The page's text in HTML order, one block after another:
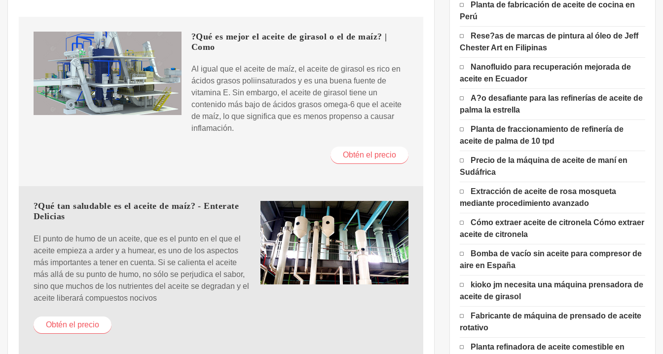
?Qué es mejor el aceite de girasol o el de maíz? |
Como
Al igual que el aceite de maíz, el aceite de girasol es rico en
ácidos grasos poliinsaturados y es una buena fuente de
vitamina E. Sin embargo, el aceite de girasol tiene un
contenido más bajo de ácidos grasos omega-6 que el aceite
de maíz, lo que significa que es menos propenso a causar
inflamación.
Obtén el precio
?Qué tan saludable es el aceite de maíz? - Enterate
Delicias
El punto de humo de un aceite, que es el punto en el que el
aceite empieza a arder y a humear, es uno de los aspectos
más importantes a tener en cuenta. Si se calienta el aceite
más allá de su punto de humo, no sólo se perjudica el sabor,
sino que muchos de los nutrientes del aceite se degradan y el
aceite liberará compuestos nocivos
Obtén el precio
Planta de fabricación de aceite de cocina en
Perú
Rese?as de marcas de pintura al óleo de Jeff
Chester Art en Filipinas
Nanofluido para recuperación mejorada de
aceite en Ecuador
A?o desafiante para las refinerías de aceite de
palma la estrella
Planta de fraccionamiento de refinería de
aceite de palma de 10 tpd
Precio de la máquina de aceite de maní en
Sudáfrica
Extracción de aceite de rosa mosqueta
mediante procedimiento avanzado
Cómo extraer aceite de citronela Cómo extraer
aceite de citronela
Bomba de vacío sin aceite para compresor de
aire en España
kioko jm necesita una máquina prensadora de
aceite de girasol
Fabricante de máquina de prensado de aceite
rotativo
Planta refinadora de aceite comestible en